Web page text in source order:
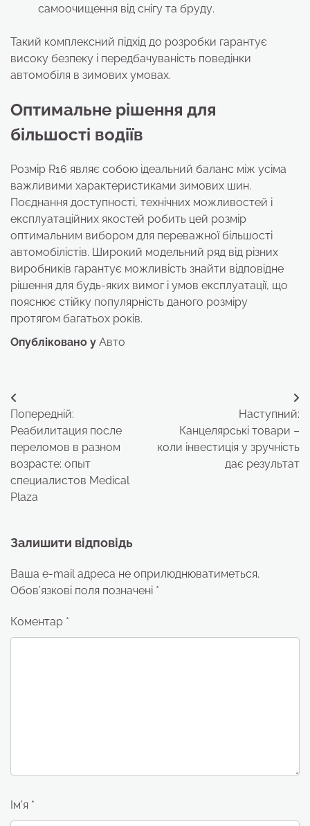
самоочищення від снігу та бруду.
Такий комплексний підхід до розробки гарантує
високу безпеку і передбачуваність поведінки
автомобіля в зимових умовах.
Оптимальне рішення для
більшості водіїв
Розмір R16 являє собою ідеальний баланс між усіма
важливими характеристиками зимових шин.
Поєднання доступності, технічних можливостей і
експлуатаційних якостей робить цей розмір
оптимальним вибором для переважної більшості
автомобілістів. Широкий модельний ряд від різних
виробників гарантує можливість знайти відповідне
рішення для будь-яких вимог і умов експлуатації, що
пояснює стійку популярність даного розміру
протягом багатьох років.
Опубліковано у Авто
Навігація
записів
Попередній:
Реабилитация после
переломов в разном
возрасте: опыт
специалистов Medical
Plaza
Наступний:
Канцелярські товари –
коли інвестиція у зручність
дає результат
Залишити відповідь
Ваша e-mail адреса не оприлюднюватиметься.
Обов’язкові поля позначені *
Коментар *
Ім'я *